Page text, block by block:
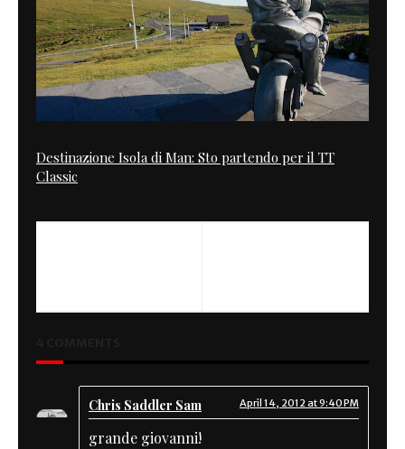
Destinazione Isola di Man: Sto partendo per il TT
Classic
Chris Saddler Sam April 14, 2012 at 9:40 PM
grande giovanni!